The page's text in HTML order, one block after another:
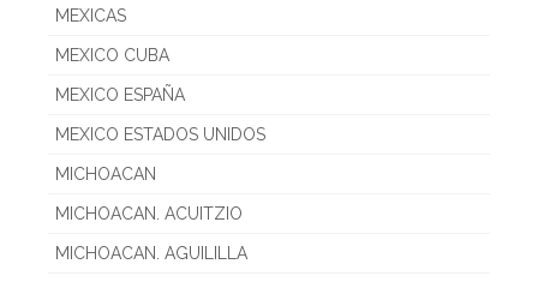
MEXICAS
MEXICO CUBA
MEXICO ESPAÑA
MEXICO ESTADOS UNIDOS
MICHOACAN
MICHOACAN. ACUITZIO
MICHOACAN. AGUILILLA